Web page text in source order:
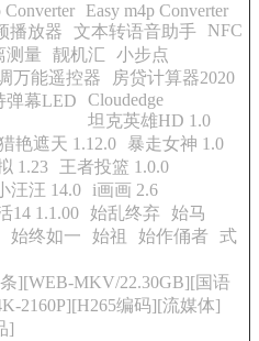
Easy m4p Converter
播放器
文本转语音助手
NFC
测量 靓机汇
小步点
万能遥控器
房贷计算器2020
弹幕LED
Cloudedge
坦克英雄HD 1.0
艳遮天 1.12.0
暴走女神 1.0
1.23
王者投篮 1.0.0
汪汪 14.0
i画画 2.6
14 1.1.00 始乱终弃
始马
始终如一 始祖 始作俑者
式
][WEB-MKV/22.30GB][国语
2160P][H265编码][流媒体]
]